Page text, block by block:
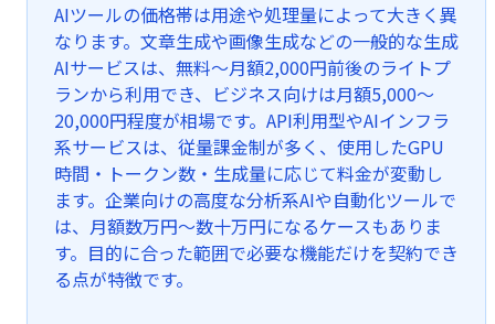
AIツールの価格帯は用途や処理量によって大きく異
なります。文章生成や画像生成などの一般的な生成
AIサービスは、無料〜月額2,000円前後のライトプ
ランから利用でき、ビジネス向けは月額5,000〜
20,000円程度が相場です。API利用型やAIインフラ
系サービスは、従量課金制が多く、使用したGPU
時間・トークン数・生成量に応じて料金が変動し
ます。企業向けの高度な分析系AIや自動化ツールで
は、月額数万円〜数十万円になるケースもありま
す。目的に合った範囲で必要な機能だけを契約でき
る点が特徴です。